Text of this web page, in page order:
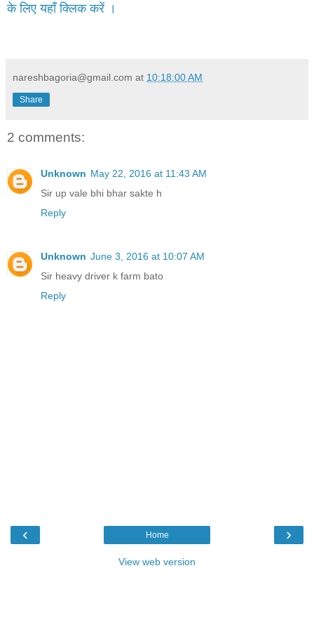
के लिए यहाँ क्लिक करें ।
nareshbagoria@gmail.com at 10:18:00 AM
Share
2 comments:
Unknown May 22, 2016 at 11:43 AM
Sir up vale bhi bhar sakte h
Reply
Unknown June 3, 2016 at 10:07 AM
Sir heavy driver k farm bato
Reply
‹ ›
Home
View web version